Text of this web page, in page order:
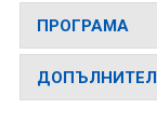
ПРОГРАМА